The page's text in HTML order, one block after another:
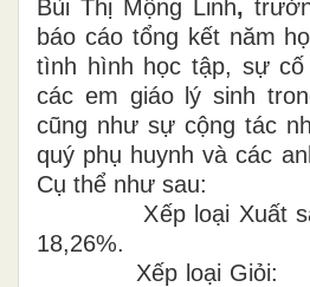
Bùi Thị Mộng Linh,
báo cáo tổng kếtnăm
tình hình học tập, sự
các em giáo lý sinh
cũng như sự cộng tác
quý phụ huynh và các
Cụ thể như sau:
Xếp loại Xuất
18,26%.
Xếp loại